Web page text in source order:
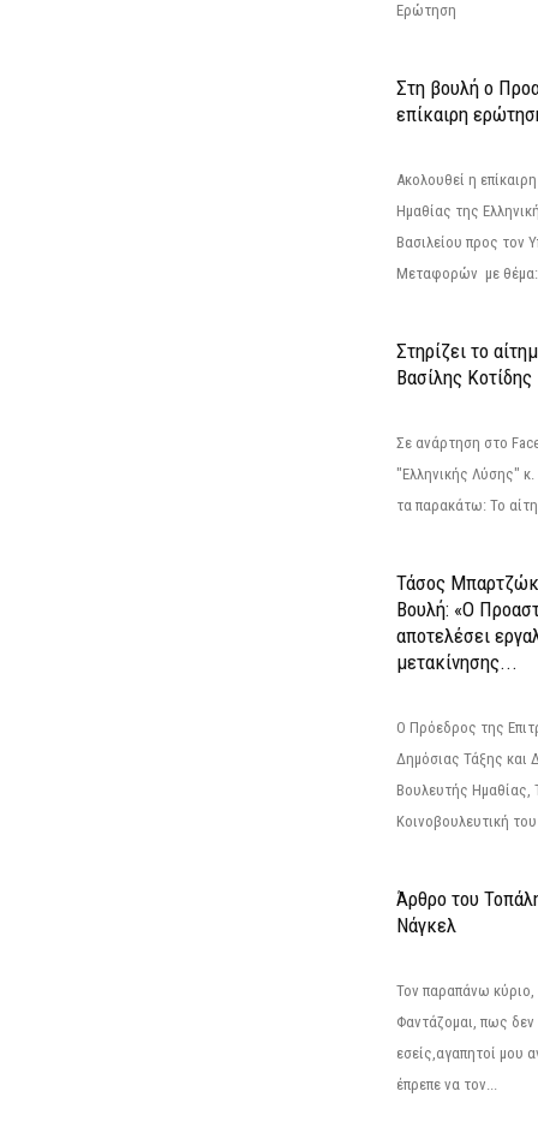
Ερώτηση
Στη βουλή ο
επίκαιρη
Ακολουθεί η
Ημαθίας της
Βασιλείου προς τον
Μεταφορών με θέμα:
Στηρίζει το
Βασίλης Κοτίδης
Σε ανάρτηση στο
"Ελληνικής Λύσης"
τα παρακάτω: Το
Τάσος
Βουλή: «Ο
αποτελέσει
μετακίνησης...
Ο Πρόεδρος της
Δημόσιας Τάξης και
Βουλευτής
Κοινοβουλευτική
Άρθρο του
Νάγκελ
Τον παραπάνω
Φαντάζομαι, πως δεν
εσείς,αγαπητοί μου
έπρεπε να τον...